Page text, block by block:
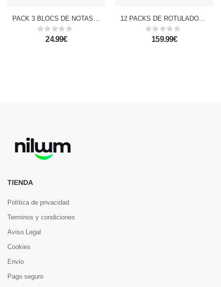
PACK 3 BLOCS DE NOTAS FORMAS B7 SURT 3 MOD
24.99€
12 PACKS DE ROTULADORES TRIKIDS 18 Uds.
159.99€
TIENDA
Política de privacidad
Terminos y condiciones
Aviso Legal
Cookies
Envio
Pago seguro